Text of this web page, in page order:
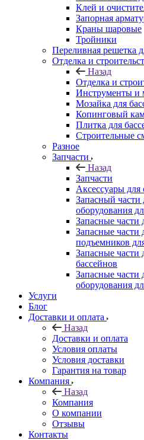
Клей и
Запорная
Краны шаровые
Тройники
Переливная решетка
Отделка и
Назад
Отделка и
Инструменты и
Мозайка для
Копинговый
Плитка для
Строительные
Разное
Запчасти
Назад
Запчасти
Аксессуары для
Запасный
оборудования
Запасные части
Запасные части
подъемников
Запасные части
бассейнов
Запасные части
оборудования
Услуги
Блог
Доставки и оплата
Назад
Доставки и оплата
Условия оплаты
Условия доставки
Гарантия на товар
Компания
Назад
Компания
О компании
Отзывы
Контакты